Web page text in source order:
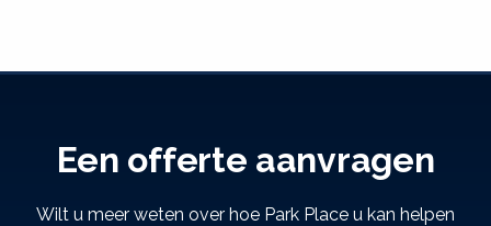
Een offerte aanvragen
Wilt u meer weten over hoe Park Place u kan helpen